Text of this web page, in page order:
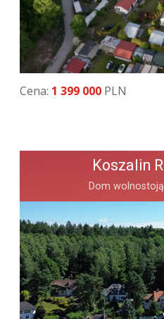
Cena: 1 399 000 PLN
Koszalin
Dom